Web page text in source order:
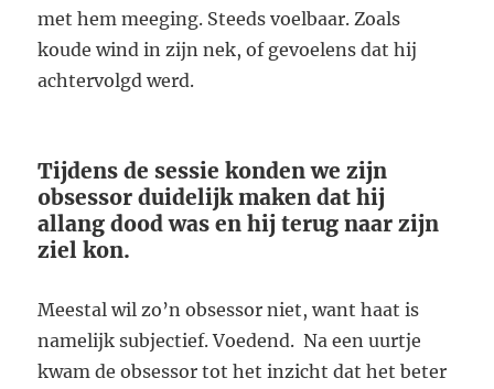
met hem meeging. Steeds voelbaar. Zoals
koude wind in zijn nek, of gevoelens dat hij
achtervolgd werd.
Tijdens de sessie konden we zijn
obsessor duidelijk maken dat hij
allang dood was en hij terug naar zijn
ziel kon.
Meestal wil zo’n obsessor niet, want haat is
namelijk subjectief. Voedend. Na een uurtje
kwam de obsessor tot het inzicht dat het beter